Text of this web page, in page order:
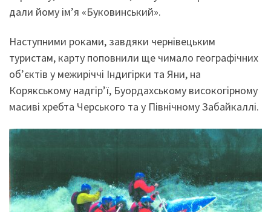
дали йому ім’я «Буковинський».
Наступними роками, завдяки чернівецьким
туристам, карту поповнили ще чимало географічних
об’єктів у межиріччі Індигірки та Яни, на
Корякському надгір’ї, Буордахському високогірному
масиві хребта Черського та у Північному Забайкаллі.